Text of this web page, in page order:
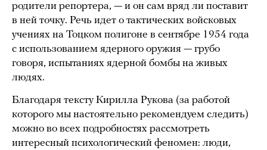
родители репортера, — и он сам вряд ли поставит
в ней точку. Речь идет о тактических войсковых
учениях на Тоцком полигоне в сентябре 1954 года
с использованием ядерного оружия — грубо
говоря, испытаниях ядерной бомбы на живых
людях.
Благодаря тексту Кирилла Рукова (за работой
которого мы настоятельно рекомендуем следить)
можно во всех подробностях рассмотреть
интересный психологический феномен: люди,